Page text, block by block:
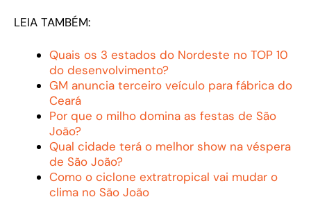
LEIA TAMBÉM:
Quais os 3 estados do Nordeste no TOP 10
do desenvolvimento?
GM anuncia terceiro veículo para fábrica do
Ceará
Por que o milho domina as festas de São
João?
Qual cidade terá o melhor show na véspera
de São João?
Como o ciclone extratropical vai mudar o
clima no São João